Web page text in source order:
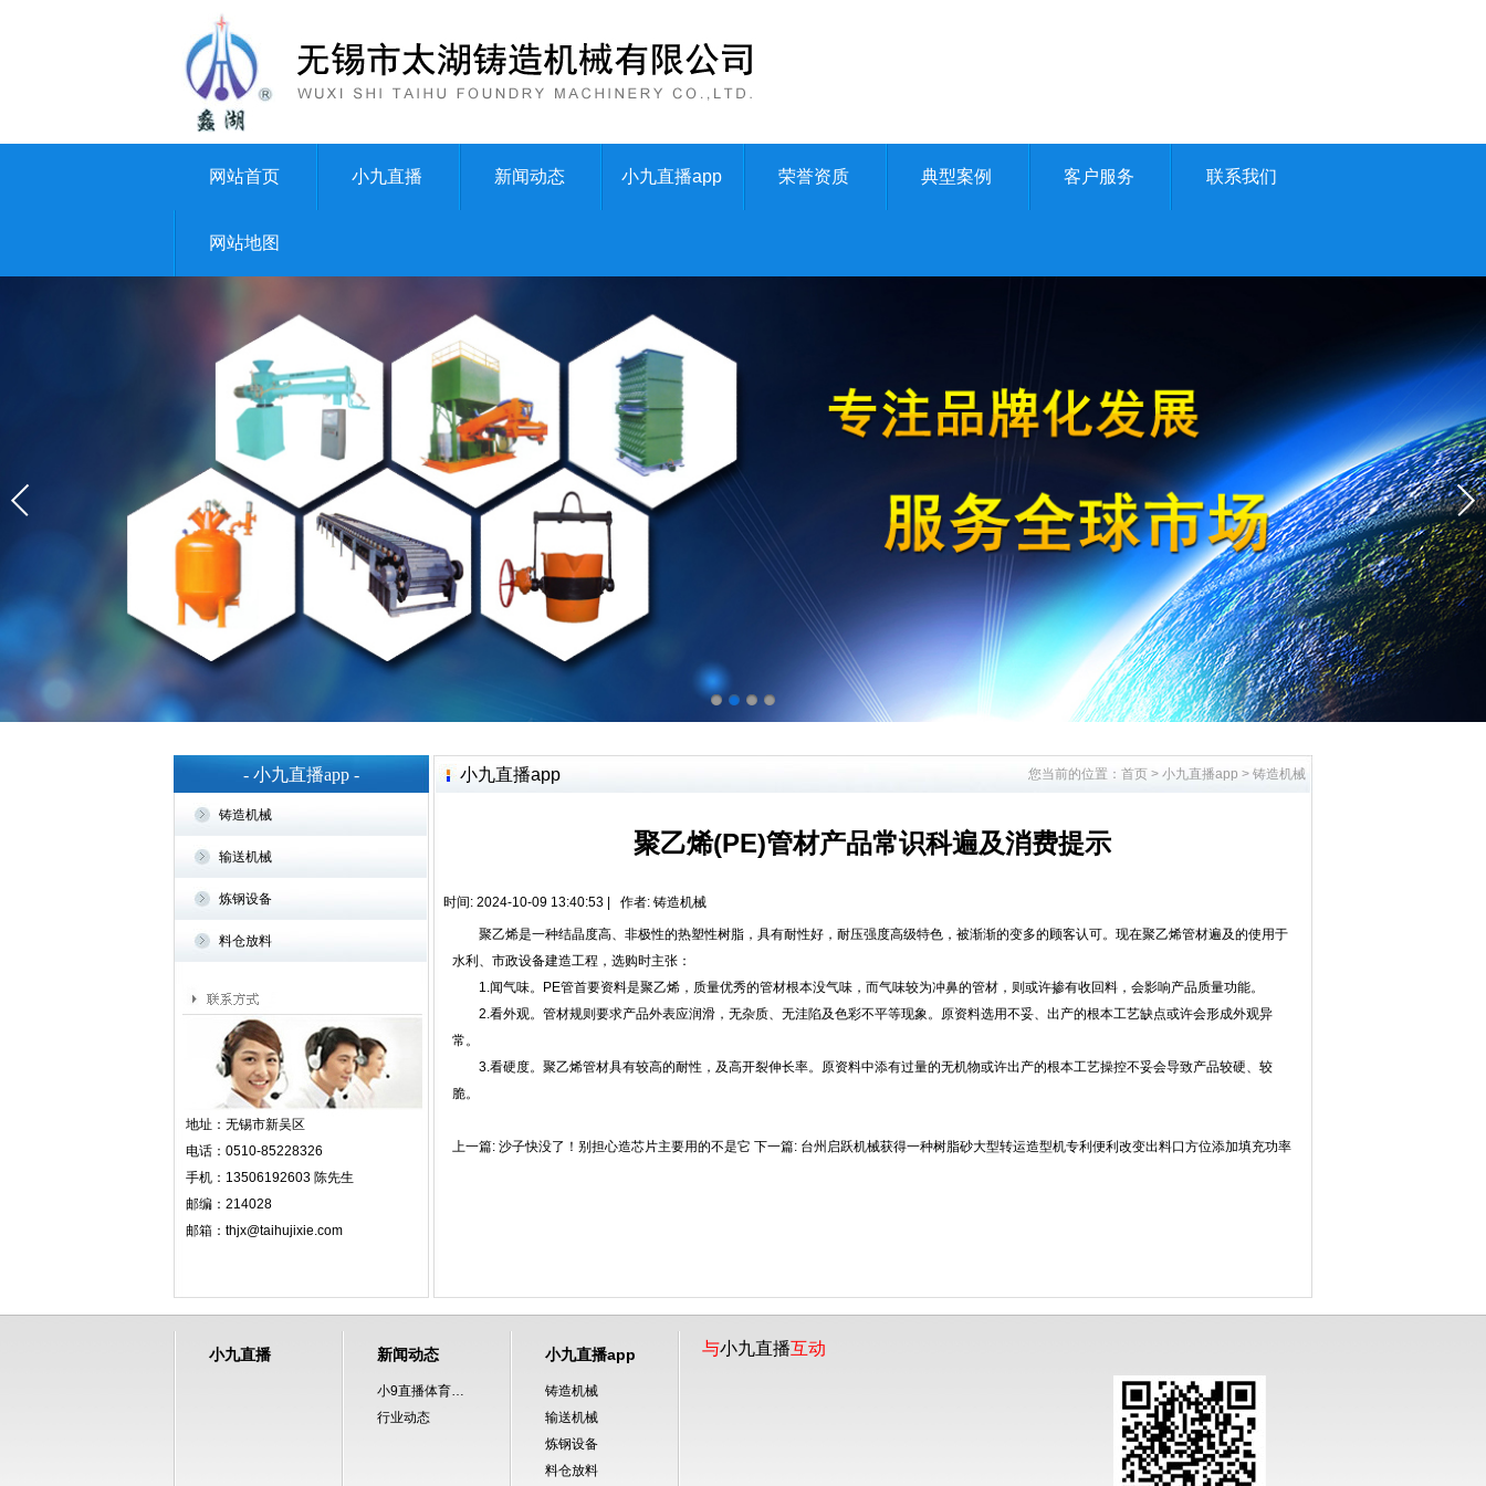
网站首页 小九直播 新闻动态 小九直播app 荣誉资质 典型案例 客户服务 联系我们
网站地图
- 小九直播app -
铸造机械
输送机械
炼钢设备
料仓放料
地址： 无锡市新吴区
电话： 0510-85228326
手机： 13506192603 陈先生
邮编： 214028
邮箱： thjx@taihujixie.com
小九直播app 您当前的位置： 首页 > 小九直播app > 铸造机械
聚乙烯(PE)管材产品常识科遍及消费提示
时间: 2024-10-09 13:40:53 | 作者: 铸造机械
聚乙烯是一种结晶度高、非极性的热塑性树脂，具有耐性好，耐压强度高级特色，被渐渐的变多的顾客认可。现在聚乙烯管材遍及的使用于
水利、市政设备建造工程，选购时主张：
1.闻气味。PE管首要资料是聚乙烯，质量优秀的管材根本没气味，而气味较为冲鼻的管材，则或许掺有收回料，会影响产品质量功能。
2.看外观。管材规则要求产品外表应润滑，无杂质、无洼陷及色彩不平等现象。原资料选用不妥、出产的根本工艺缺点或许会形成外观异
常。
3.看硬度。聚乙烯管材具有较高的耐性，及高开裂伸长率。原资料中添有过量的无机物或许出产的根本工艺操控不妥会导致产品较硬、较
脆。
上一篇:沙子快没了！别担心造芯片主要用的不是它 下一篇: 台州启跃机械获得一种树脂砂大型转运造型机专利便利改变出料口方位添加填充功率
小九直播 新闻动态
小9直播体育免费直播
行业动态
小九直播app
铸造机械
输送机械
炼钢设备
料仓放料
与小九直播互动